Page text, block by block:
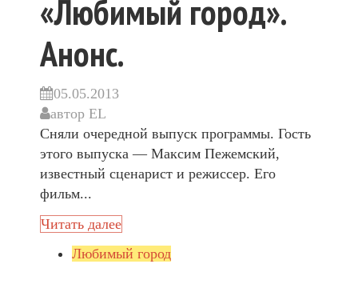
«Любимый город».
Анонс.
05.05.2013
автор EL
Сняли очередной выпуск программы. Гость
этого выпуска — Максим Пежемский,
известный сценарист и режиссер. Его
фильм...
Читать далее
Любимый город